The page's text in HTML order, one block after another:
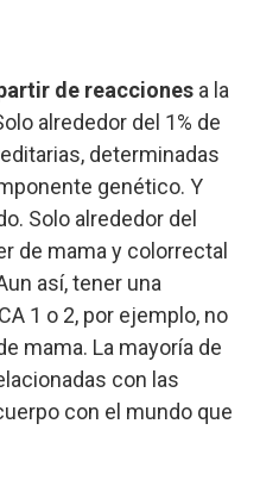
de reacciones a la
alrededor del 1% de
determinadas
genético. Y
Solo alrededor del
de mama y colorrectal
así, tener una
1 o 2, por ejemplo, no
mama. La mayoría de
con las
con el mundo que